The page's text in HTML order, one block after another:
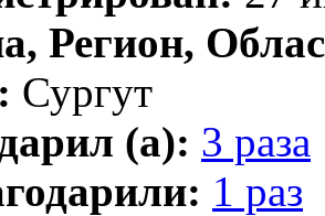
Регион,
Сургут
(а): 3 раза
1 раз